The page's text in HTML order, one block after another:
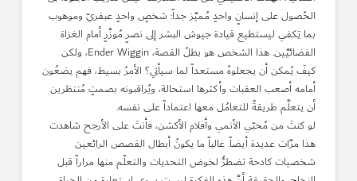
الحُصول على إنسانٍ واحدٍ مُميِّز جداً: شخصٍ واحدٍ عبقريّ وموهوب
بما يَكفي ليستطيع قيادة جيوش البشر إلى نصرٍ مُوزَّرٍ أمام الغزاة
الفضائيِّين. هذا الشخص هو بطلُ القصة، Ender Wiggin، ولكن
كيفَ يُمكن أن يجعلوهُ مستعداً لما سيأتي؟ الأمرُ بسيط، فهم يضعُون
أمامه أصعب العقبات وأكثرها استحالة، ويُراقبونه بصمتٍ مُنتظرين
أن يتعلَّم طريقةً للتعامُل معها اعتماداً على نفسه.
لو كنتَ من مُحبّي الأنمي وأفلام الأكشن، فأنتَ على الأرجح شاهدت
هذا مرَّات عديدة أيضاً. غالباً ما يكونُ أبطال القصص الرائعين
شخصيات كادحة تضطرُّ لخوض التحديات والتعلّم منها مراراً قبل